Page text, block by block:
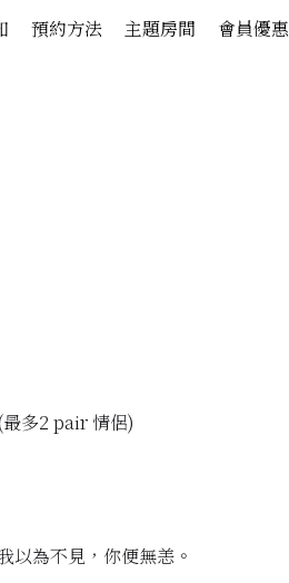
預約方法 主題房間
會員優惠
多2 pair 情侶)
以為不見，你便無恙。